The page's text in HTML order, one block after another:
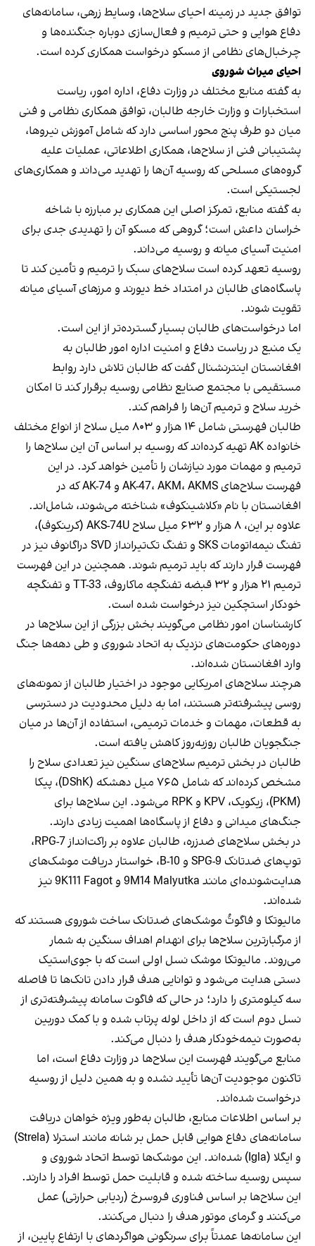
توافق جدید در زمینه احیای سلاح‌ها، وسایط زرهی، سامانه‌های
دفاع هوایی و حتی ترمیم و فعال‌سازی دوباره جنگنده‌ها و
چرخبال‌های نظامی از مسکو درخواست همکاری کرده است.
احیای میراث شوروی
به گفته منابع مختلف در وزارت دفاع، اداره امور، ریاست
استخبارات و وزارت خارجه طالبان، توافق همکاری نظامی و فنی
میان دو طرف پنج محور اساسی دارد که شامل آموزش نیروها،
پشتیبانی فنی از سلاح‌ها، همکاری اطلاعاتی، عملیات علیه
گروه‌های مسلحی که روسیه آن‌ها را تهدید می‌داند و همکاری‌های
لجستیکی است.
به گفته منابع، تمرکز اصلی این همکاری بر مبارزه با شاخه
خراسان داعش است؛ گروهی که مسکو آن را تهدیدی جدی برای
امنیت آسیای میانه و روسیه می‌داند.
روسیه تعهد کرده است سلاح‌های سبک را ترمیم و تأمین کند تا
پاسگاه‌های طالبان در امتداد خط دیورند و مرزهای آسیای میانه
تقویت شوند.
اما درخواست‌های طالبان بسیار گسترده‌تر از این است.
یک منبع در ریاست دفاع و امنیت اداره امور طالبان به
افغانستان اینترنشنال گفت که طالبان تلاش دارد روابط
مستقیمی با مجتمع صنایع نظامی روسیه برقرار کند تا امکان
خرید سلاح و ترمیم آن‌ها را فراهم کند.
طالبان فهرستی شامل ۱۴ هزار و ۸۰۳ میل سلاح از انواع مختلف
خانواده AK تهیه کرده‌اند که روسیه بر اساس آن این سلاح‌ها را
ترمیم و مهمات مورد نیازشان را تأمین خواهد کرد. در این
فهرست سلاح‌های AK-47، AKM، AKMS و AK-74 که در
افغانستان با نام «کلاشینکوف» شناخته می‌شوند، شامل‌اند.
علاوه بر این، ۸ هزار و ۶۳۲ میل سلاح AKS-74U (کرینکوف)،
تفنگ نیمه‌اتومات SKS و تفنگ تک‌تیرانداز SVD دراگانوف نیز در
فهرست قرار دارند که باید ترمیم شوند. همچنین در این فهرست
ترمیم ۲۱ هزار و ۳۲ قبضه تفنگچه ماکاروف، TT-33 و تفنگچه
خودکار استچکین نیز درخواست شده است.
کارشناسان امور نظامی می‌گویند بخش بزرگی از این سلاح‌ها در
دوره‌های حکومت‌های نزدیک به اتحاد شوروی و طی دهه‌ها جنگ
وارد افغانستان شده‌اند.
هرچند سلاح‌های امریکایی موجود در اختیار طالبان از نمونه‌های
روسی پیشرفته‌تر هستند، اما به دلیل محدودیت در دسترسی
به قطعات، مهمات و خدمات ترمیمی، استفاده از آن‌ها در میان
جنگجویان طالبان روزبه‌روز کاهش یافته است.
طالبان در بخش ترمیم سلاح‌های سنگین نیز تعدادی سلاح را
مشخص کرده‌اند که شامل ۷۶۵ میل دهشکه (DShK)، پیکا
(PKM)، زیکویک، KPV و RPK می‌شود. این سلاح‌ها برای
جنگ‌های میدانی و دفاع از پاسگاه‌ها اهمیت زیادی دارند.
در بخش سلاح‌های ضدزره، طالبان علاوه بر راکت‌انداز RPG-7،
توپ‌های ضدتانک SPG-9 و B-10، خواستار دریافت موشک‌های
هدایت‌شونده‌ای مانند 9M14 Malyutka و 9K111 Fagot نیز
شده‌اند.
مالیوتکا و فاگوتُ موشک‌های ضدتانک ساخت شوروی هستند که
از مرگبارترین سلاح‌ها برای انهدام اهداف سنگین به شمار
می‌روند. مالیوتکا موشک نسل اولی است که با جوی‌استیک
دستی هدایت می‌شود و توانایی هدف قرار دادن تانک‌ها تا فاصله
سه کیلومتری را دارد؛ در حالی که فاگوت سامانه پیشرفته‌تری از
نسل دوم است که از داخل لوله پرتاب شده و با کمک دوربین
به‌صورت نیمه‌خودکار هدف را دنبال می‌کند.
منابع می‌گویند فهرست این سلاح‌ها در وزارت دفاع است، اما
تاکنون موجودیت آن‌ها تأیید نشده و به همین دلیل از روسیه
درخواست شده‌اند.
بر اساس اطلاعات منابع، طالبان به‌طور ویژه خواهان دریافت
سامانه‌های دفاع هوایی قابل حمل بر شانه مانند استرلا (Strela)
و ایگلا (Igla) شده‌اند. این موشک‌ها توسط اتحاد شوروی و
سپس روسیه ساخته شده و قابلیت حمل توسط افراد را دارند.
این سلاح‌ها بر اساس فناوری فروسرخ (ردیابی حرارتی) عمل
می‌کنند و گرمای موتور هدف را دنبال می‌کنند.
این سامانه‌ها عمدتاً برای سرنگونی هواگردهای با ارتفاع پایین، از